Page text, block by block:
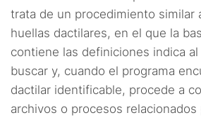
trata de un procedimiento similar
huellas dactilares, en el que la
contiene las definiciones indica
buscar y, cuando el programa
dactilar identificable, procede a
archivos o procesos relacionados